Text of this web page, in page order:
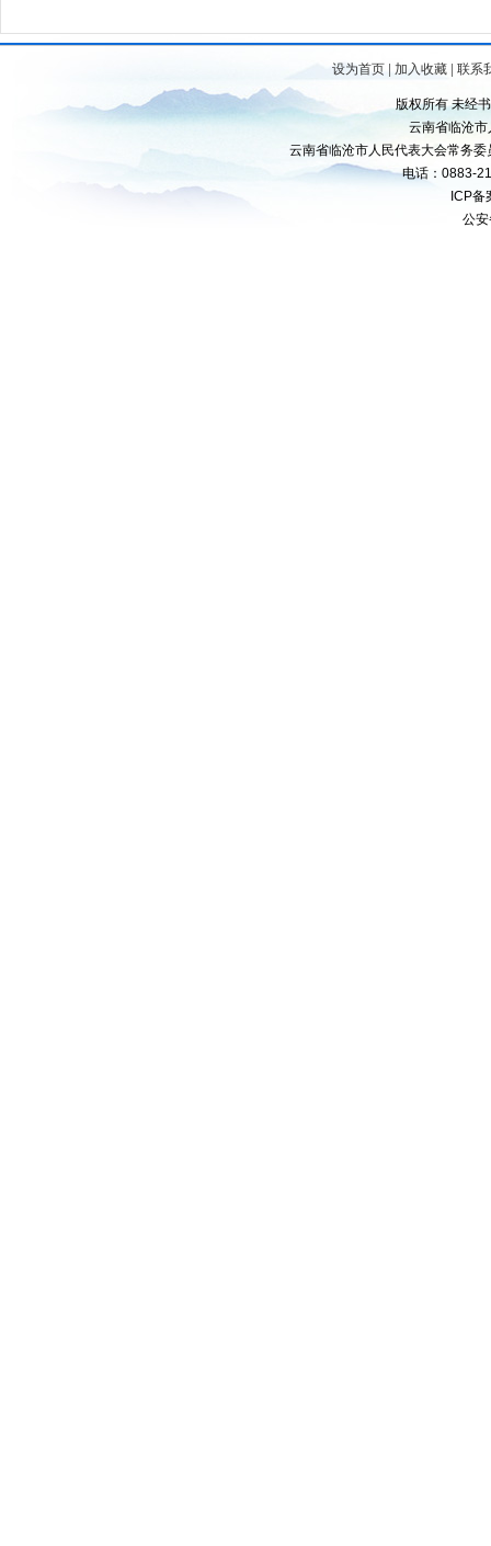
设为首页 加入收藏 联系
版权所有 未经
云南省临沧
云南省临沧市人民代表大会常务
电话：0883-
ICP备
公